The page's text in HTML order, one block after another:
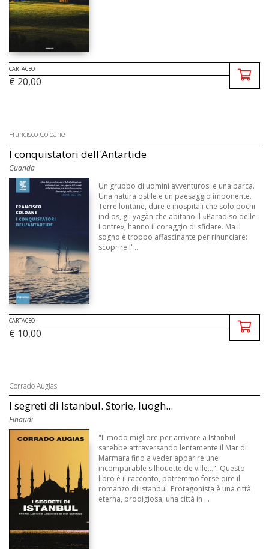
CARTACEO
€ 20,00
Francisco Coloane
I conquistatori dell'Antartide
Guanda
Un gruppo di uomini avventurosi e una barca.
Una natura ostile e un paesaggio imponente.
Terre lontane, dure e inospitali che solo pochi
indios, gli yagàn che abitano il «Paradiso delle
Lontre», hanno il coraggio di sfidare. Ma il
sogno è troppo affascinante per rinunciare:
scoprire l' ...
CARTACEO
€ 10,00
Corrado Augias
I segreti di Istanbul. Storie, luogh...
Einaudi
"Il modo migliore per arrivare a Istanbul
sarebbe attraversando lentamente il Mar di
Marmara fino a veder apparire une
incomparable silhouette de ville...". Questo
libro è il racconto, potremmo forse dire il
romanzo di Istanbul. Protagonista è una città
eterna, prodigiosa, una città in ...